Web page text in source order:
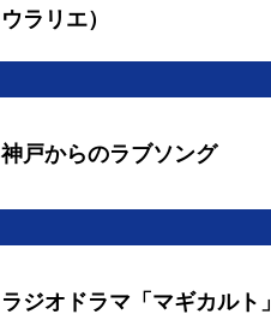
ウラリエ）
神戸からのラブソング
ラジオドラマ「マギカルト」